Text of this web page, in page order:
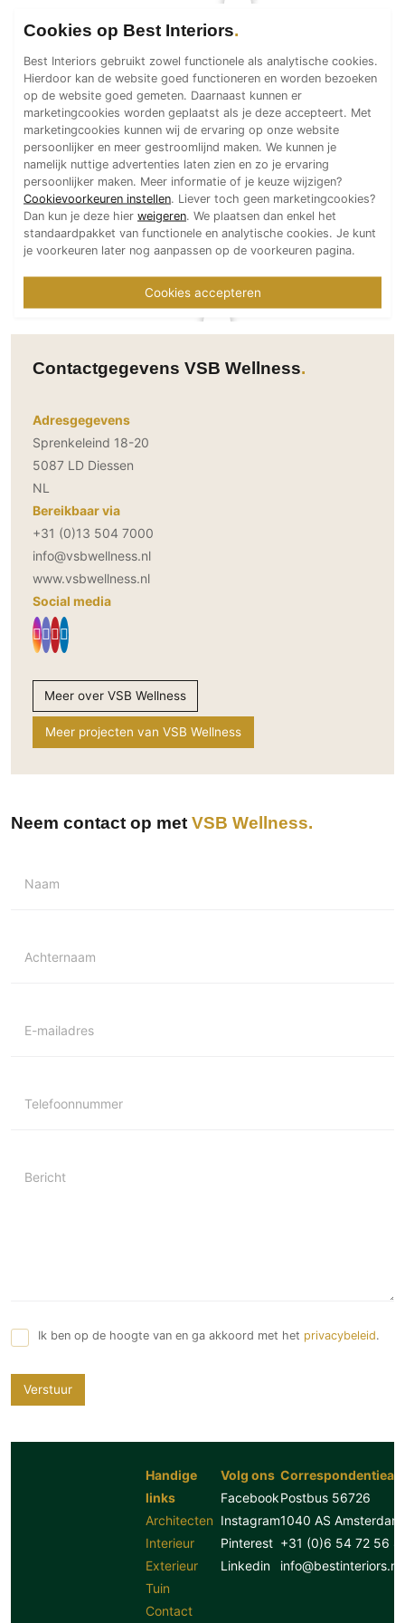
Thuisbioscoop
Domotica
Mirror TV
Fitnessapparatuur
Wifi
Overig
Aannemers Interieur
Akoestiek
Contactgegevens VSB Wellness
Adresgegevens
Sprenkeleind 18-20
5087 LD Diessen
NL
Bereikbaar via
+31 (0)13 504 7000
info@vsbwellness.nl
www.vsbwellness.nl
Social media
Meer over VSB Wellness
Meer projecten van VSB Wellness
Neem contact op met VSB Wellness
Naam
Achternaam
E-mailadres
Telefoonnummer
Bericht
Ik ben op de hoogte van en ga akkoord met het privacybeleid.
Verstuur
Handige
links
Architecten
Interieur
Exterieur
Tuin
Contact
Volg ons
Facebook
Instagram
Pinterest
Linkedin
Postbus 56726
1040 AS Amsterdam
+31 (0)6 54 72 56
info@bestinteriors.nl
Cookies op Best Interiors
Best Interiors gebruikt zowel functionele als analytische cookies.
Hierdoor kan de website goed functioneren en worden bezoeken
op de website goed gemeten. Daarnaast kunnen er
marketingcookies worden geplaatst als je deze accepteert. Met
marketingcookies kunnen wij de ervaring op onze website
persoonlijker en meer gestroomlijnd maken. We kunnen je
namelijk nuttige advertenties laten zien en zo je ervaring
persoonlijker maken. Meer informatie of je keuze wijzigen?
Cookievoorkeuren instellen. Liever toch geen marketingcookies?
Dan kun je deze hier weigeren. We plaatsen dan enkel het
standaardpakket van functionele en analytische cookies. Je kunt
je voorkeuren later nog aanpassen op de voorkeuren pagina.
Cookies accepteren